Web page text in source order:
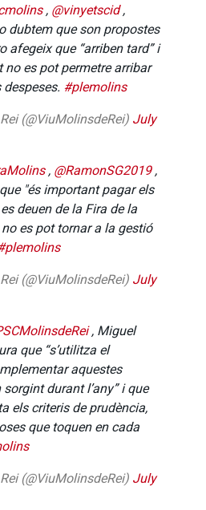
, @vinyetscid,
dubtem que son propostes
afegeix que “arriben tard” i
no es pot permetre arribar
#plemolins
(@ViuMolinsdeRei) July
, @RamonSG2019,
"és important pagar els
deuen de la Fira de la
es pot tornar a la gestió
(@ViuMolinsdeRei) July
, Miguel
que “s’utilitza el
aquestes
durant l’any” i que
els criteris de prudència,
que toquen en cada
(@ViuMolinsdeRei) July